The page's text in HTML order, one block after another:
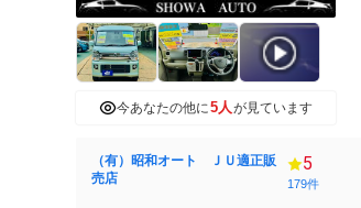
今あなたの他に5人が見ています
（有）昭和オート ＪＵ適正販
売店
5
179件